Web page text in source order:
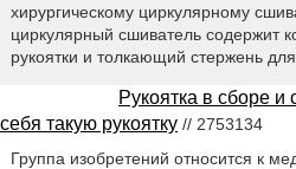
хирургическому циркулярному
циркулярный сшиватель содержит
рукоятки и толкающий стержень для
Рукоятка в сборе
себя такую рукоятку // 2753134
Группа изобретений относится к